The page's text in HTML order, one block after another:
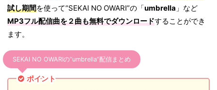
試し期間を使って“SEKAI NO OWARI”の「umbrella 」など
MP3フル配信曲を２曲も無料でダウンロードすることができ
ます。
SEKAI NO OWARIの“umbrella”配信まとめ
ポイント